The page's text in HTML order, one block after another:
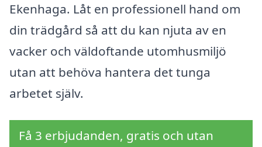
Ekenhaga. Låt en professionell hand om
din trädgård så att du kan njuta av en
vacker och väldoftande utomhusmiljö
utan att behöva hantera det tunga
arbetet själv.
Få 3 erbjudanden, gratis och utan